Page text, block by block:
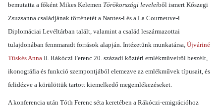
bemutatta a főként Mikes Kelemen Törökországi leveleiből ismert Kőszegi
Zsuzsanna családjának történetét a Nantes-i és a La Courneuve-i
Diplomáciai Levéltárban talált, valamint a család leszármazottai
tulajdonában fennmaradt források alapján. Intézetünk munkatársa, Újváriné
Tüskés Anna II. Rákóczi Ferenc 20. századi köztéri emlékműveiről beszélt,
ikonográfia és funkció szempontjából elemezve az emlékművek típusait, és
felidézve a körülöttük tartott kiemelkedő megemlékezéseket.
A konferencia után Tóth Ferenc séta keretében a Rákóczi-emigrációhoz